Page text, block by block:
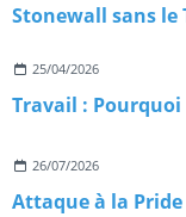
25/04/2026
26/07/2026